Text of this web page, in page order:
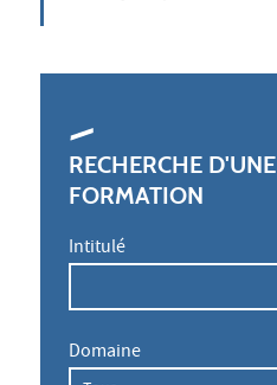
RECHERCHE D'UNE
FORMATION
Intitulé
Domaine